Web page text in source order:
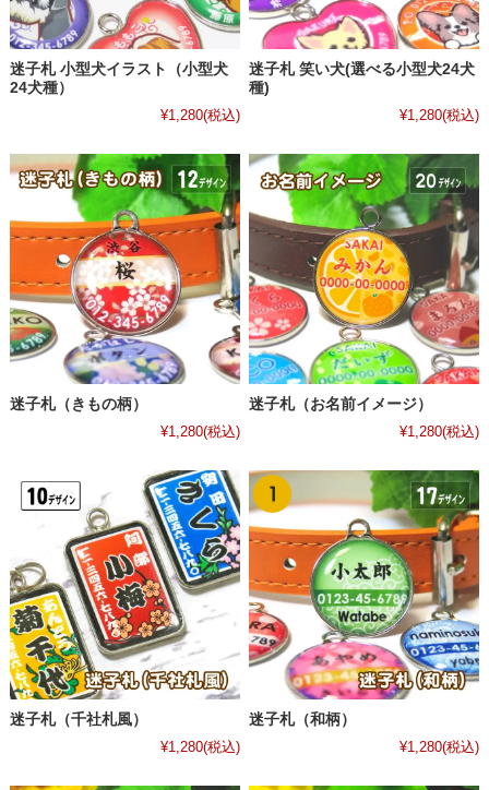
迷子札 小型犬イラスト（小型犬
24犬種）
¥1,280(税込)
迷子札 笑い犬(選べる小型犬24犬
種)
¥1,280(税込)
迷子札（きもの柄）
¥1,280(税込)
迷子札（お名前イメージ）
¥1,280(税込)
迷子札（千社札風）
¥1,280(税込)
迷子札（和柄）
¥1,280(税込)